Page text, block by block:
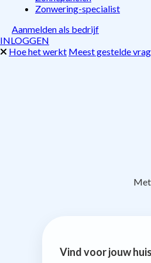
Zonwering-specialist
Aanmelden als bedrijf
INLOGGEN
Hoe het werkt Meest gestelde
Vind voor jouw huis